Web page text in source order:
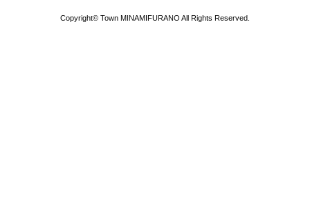
Copyright© Town MINAMIFURANO All Rights Reserved.